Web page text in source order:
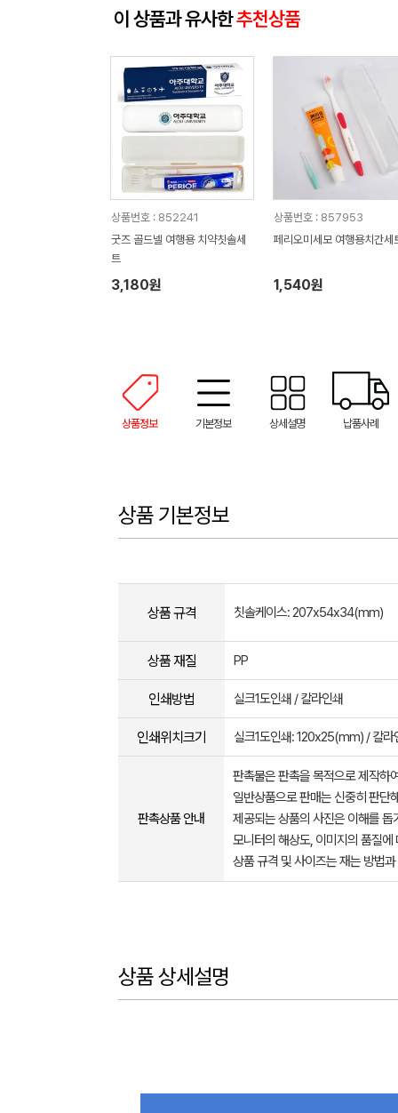
이 상품과 유사한추천상품
상품번호 : 852241
굿즈 골드넬 여행용 치약칫솔세
트
3,180원
상품번호 : 857953
페리오미세모 여행용치간세
1,540원
상품정보 기본정보 상세설명 납품사례
상품 기본정보
상품 규격 칫솔케이스: 207x54x34(mm)
상품 재질 PP
인쇄방법 실크1도인쇄 / 칼라인쇄
인쇄위치크기 실크1도인쇄: 120x25(mm) / 칼
판촉상품 안내
판촉물은 판촉을 목적으로 제작하
일반상품으로 판매는 신중히 판단
제공되는 상품의 사진은 이해를
모니터의 해상도, 이미지의 품질
상품 규격 및 사이즈는 재는 방법
상품 상세설명